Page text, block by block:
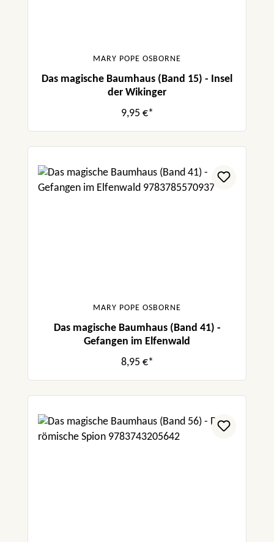
MARY POPE OSBORNE
Das magische Baumhaus (Band 15) - Insel
der Wikinger
9,95 €*
MARY POPE OSBORNE
Das magische Baumhaus (Band 41) -
Gefangen im Elfenwald
8,95 €*